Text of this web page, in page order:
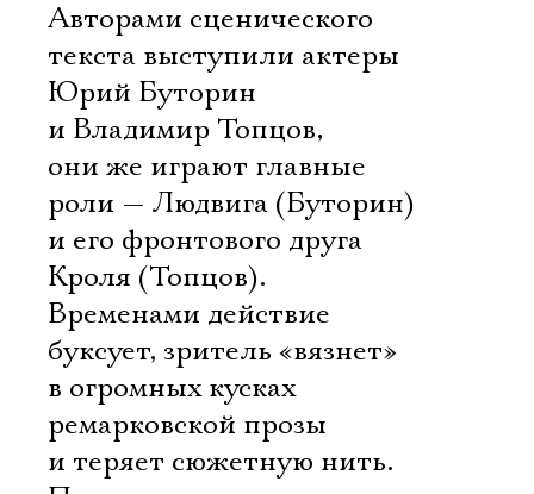
Авторами сценического
текста выступили актеры
Юрий Буторин
и Владимир Топцов,
они же играют главные
роли — Людвига (Буторин)
и его фронтового друга
Кроля (Топцов).
Временами действие
буксует, зритель «вязнет»
в огромных кусках
ремарковской прозы
и теряет сюжетную нить.